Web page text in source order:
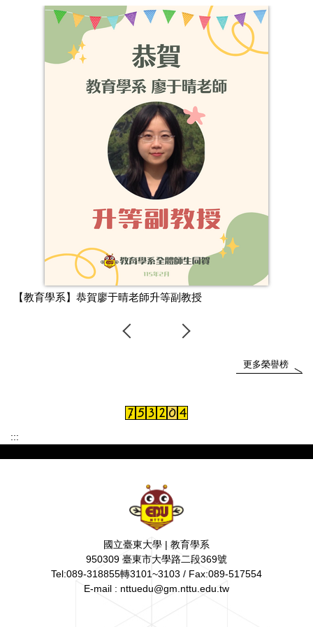
【教育學系】恭賀廖于晴老師升等副教授
更多榮譽榜
:::
國立臺東大學 | 教育學系
950309 臺東市大學路二段369號
Tel:089-318855轉3101~3103 / Fax:089-517554
E-mail : nttuedu@gm.nttu.edu.tw